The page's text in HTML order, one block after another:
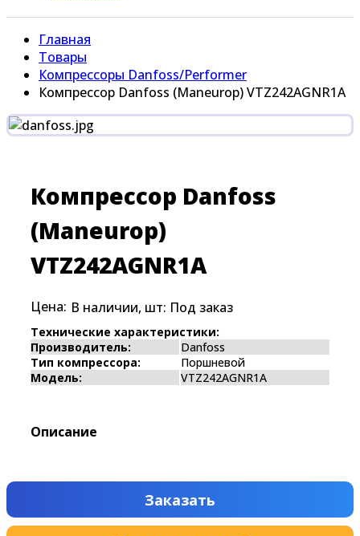
Главная
Товары
Компрессоры Danfoss/Performer
Компрессор Danfoss (Maneurop) VTZ242AGNR1A
Компрессор Danfoss
(Maneurop)
VTZ242AGNR1A
Цена: В наличии, шт: Под заказ
Технические характеристики:
Производитель:
Danfoss
Тип компрессора:
Поршневой
Модель:
VTZ242AGNR1A
Описание
Заказать